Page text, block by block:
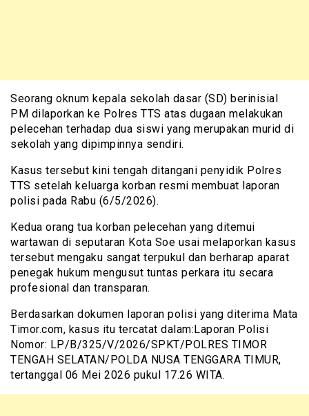
Seorang oknum kepala sekolah dasar (SD) berinisial
PM dilaporkan ke Polres TTS atas dugaan melakukan
pelecehan terhadap dua siswi yang merupakan murid di
sekolah yang dipimpinnya sendiri.
Kasus tersebut kini tengah ditangani penyidik Polres
TTS setelah keluarga korban resmi membuat laporan
polisi pada Rabu (6/5/2026).
Kedua orang tua korban pelecehan yang ditemui
wartawan di seputaran Kota Soe usai melaporkan kasus
tersebut mengaku sangat terpukul dan berharap aparat
penegak hukum mengusut tuntas perkara itu secara
profesional dan transparan.
Berdasarkan dokumen laporan polisi yang diterima Mata
Timor.com, kasus itu tercatat dalam:Laporan Polisi
Nomor: LP/B/325/V/2026/SPKT/POLRES TIMOR
TENGAH SELATAN/POLDA NUSA TENGGARA TIMUR,
tertanggal 06 Mei 2026 pukul 17.26 WITA.